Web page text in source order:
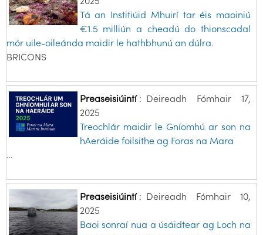
Tá an Institiúid Mhuirí tar éis maoiniú
€1.5 milliún a cheadú do thionscadal
mór uile-oileánda maidir le hathbhunú an dúlra.
BRICONS
Preaseisiúintí: Deireadh Fómhair 17,
2025
Treochlár maidir le Gníomhú ar son na
hAeráide foilsithe ag Foras na Mara
…
Preaseisiúintí: Deireadh Fómhair 10,
2025
Baoi sonraí nua a úsáidtear ag Loch na